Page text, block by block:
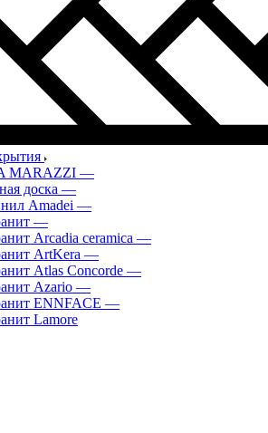
MARAZZI —
доска —
Amadei —
—
Arcadia ceramica —
ArtKera —
Atlas Concorde —
Azario —
ENNFACE —
Lamore